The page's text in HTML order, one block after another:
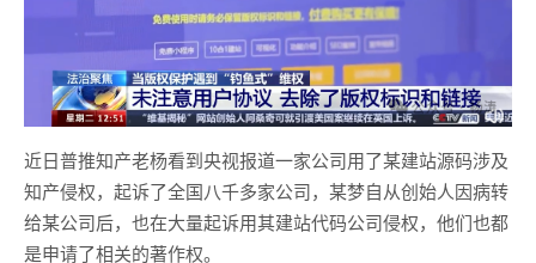
近日普推知产老杨看到央视报道一家公司用了某建站源码涉及
知产侵权，起诉了全国八千多家公司，某梦自从创始人因病转
给某公司后，也在大量起诉用其建站代码公司侵权，他们也都
是申请了相关的著作权。